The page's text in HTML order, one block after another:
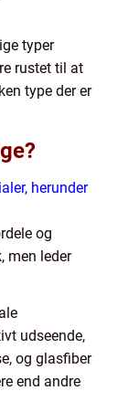
typer
rustet til at
type der er
herunder
og
men leder
udseende,
og glasfiber
end andre